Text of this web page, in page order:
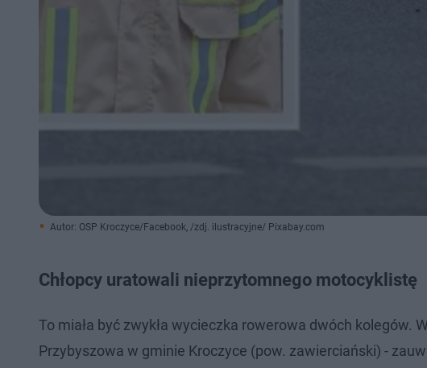
Autor: OSP Kroczyce/Facebook, /zdj. ilustracyjne/ Pixabay.com
Chłopcy uratowali nieprzytomnego motocyklistę
To miała być zwykła wycieczka rowerowa dwóch kolegów.
Przybyszowa w gminie Kroczyce (pow. zawierciański) -